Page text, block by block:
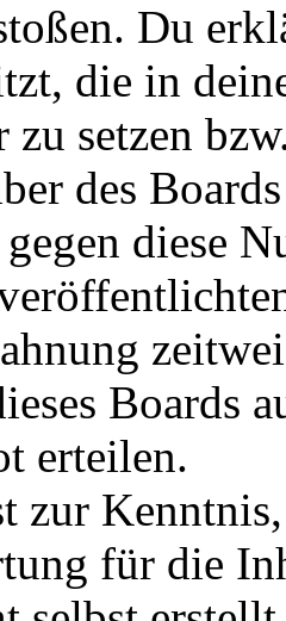
Du
die in
setzen
des
diese
Boards
erteilen.
zur
für die